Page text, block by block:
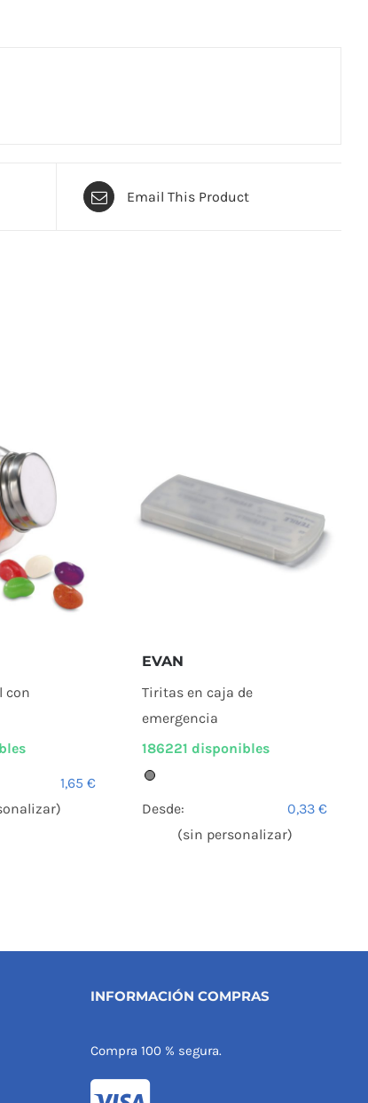
Email This Product
con
1,65€
EVAN
Tiritas en caja de
emergencia
186221 disponibles
Desde: 0,33€
(sin personalizar)
INFORMACIÓN COMPRAS
Compra 100 % segura.